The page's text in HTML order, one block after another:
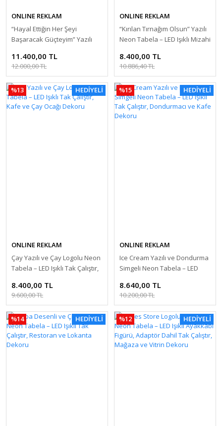
ONLINE REKLAM
“Hayal Ettiğin Her Şeyi
Başaracak Güçteyim” Yazılı
Motivasyon Sözleri, Ev ve Ofis
Dekoru
11.400,00 TL
12.000,00 TL
ONLINE REKLAM
“Kırılan Tırnağım Olsun” Yazılı
Neon Tabela – LED Işıklı Mizahi
Aksesuarı
8.400,00 TL
10.886,40 TL
%13 HEDİYELİ
ONLINE REKLAM
Çay Yazılı ve Çay Logolu Neon
Tabela – LED Işıklı Tak Çalıştır,
8.400,00 TL
9.600,00 TL
%15 HEDİYELİ
ONLINE REKLAM
Ice Cream Yazılı ve Dondurma
Simgeli Neon Tabela – LED
ve Kafe Dekoru
8.640,00 TL
10.200,00 TL
%14 HEDİYELİ %12 HEDİYELİ